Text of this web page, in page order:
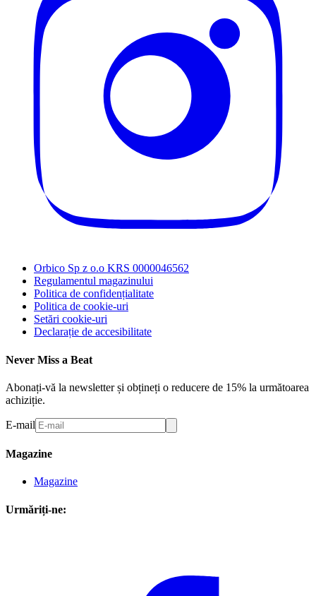
Orbico Sp z o.o KRS 0000046562
Regulamentul magazinului
Politica de confidențialitate
Politica de cookie-uri
Setări cookie-uri
Declarație de accesibilitate
Never Miss a Beat
Abonați-vă la newsletter și obțineți o reducere de 15% la următoarea
achiziție.
E-mail
Magazine
Magazine
Urmăriți-ne: